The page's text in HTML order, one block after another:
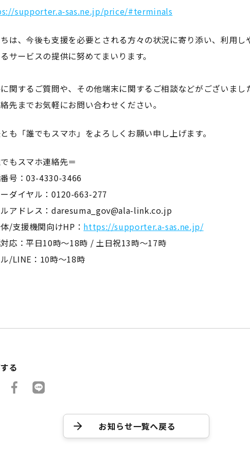
supporter.a-sas.ne.jp/price/#terminals
は、今後も支援を必要とされる方々の状況に寄り添い、利用し
サービスの提供に努めてまいります。
関するご質問や、その他端末に関するご相談などがございまし
先までお気軽にお問い合わせください。
も「誰でもスマホ」をよろしくお願い申し上げます。
もスマホ連絡先＝
号：03-4330-3466
ダイヤル：0120-663-277
ルアドレス：daresuma_gov@ala-link.co.jp
/支援機関向けHP： https://supporter.a-sas.ne.jp/
応：平日10時～18時 / 土日祝13時～17時
/LINE：10時～18時
る
お知らせ一覧へ戻る